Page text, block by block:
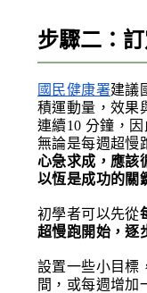
步驟二：
國民健康署建議
積運動量，效果
連續10 分鐘，
無論是每週超慢
心急求成，應該
以恆是成功的關
初學者可以先從
超慢跑開始，逐
設置一些小目標
間，或每週增加